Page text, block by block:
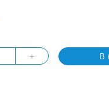
+ В